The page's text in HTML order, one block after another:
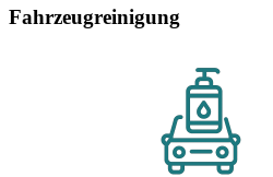
Fahrzeugreinigung